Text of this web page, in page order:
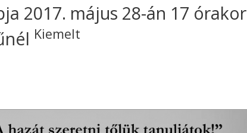
2017. május 28-án 17 órakor
Kiemelt